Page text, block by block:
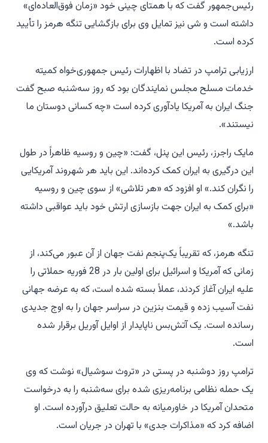
رئیس‌جمهور گفت که با همتای چینی خود «زمان فوق‌العاده‌ای»
داشته است و شی نیز تمایل وی برای بازگشایی تنگه هرمز را تأیید
کرده است.
ارزیابی ترامپ در تضاد با اظهارات رئیس جمهوری‌خواه کمیته
خدمات مسلح مجلس نمایندگان بود که روز سه‌شنبه صبح گفت
جنگ ایران به آمریکا یادآوری کرده است «چه کسانی دوستان ما
نیستند».
مایک راجرز، رئیس این پنل، گفت: «چین و روسیه ظاهراً در طول
این درگیری به ایران کمک کرده‌اند. این باید هر شهروند آمریکایی
را نگران کند.» او افزود که «هر تلاشی» از سوی چین و روسیه
«برای کمک به ایران جهت بازسازی ارتش خود باید عواقبی داشته
باشد.»
تنگه هرمز، که تقریباً یک‌پنجم نفت جهان از آن عبور می‌کند، از
زمانی که آمریکا و اسرائیل برای اولین بار در 28 فوریه حملاتی را
علیه ایران آغاز کردند، عملاً بسته شده است، که به عرضه جهانی
نفت آسیب زده و قیمت بنزین در سراسر جهان را به اوج جدیدی
رسانده است. یک آتش‌بس ناپایدار از اوایل آوریل برقرار شده
است.
ترامپ روز دوشنبه در پستی در «تروث سوشیال» نوشت که وی
یک حمله نظامی برنامه‌ریزی شده برای سه‌شنبه را به درخواست
متحدان آمریکا در خاورمیانه به حالت تعلیق درآورده است. او
اضافه کرد که «مذاکرات جدی» با تهران در جریان است.